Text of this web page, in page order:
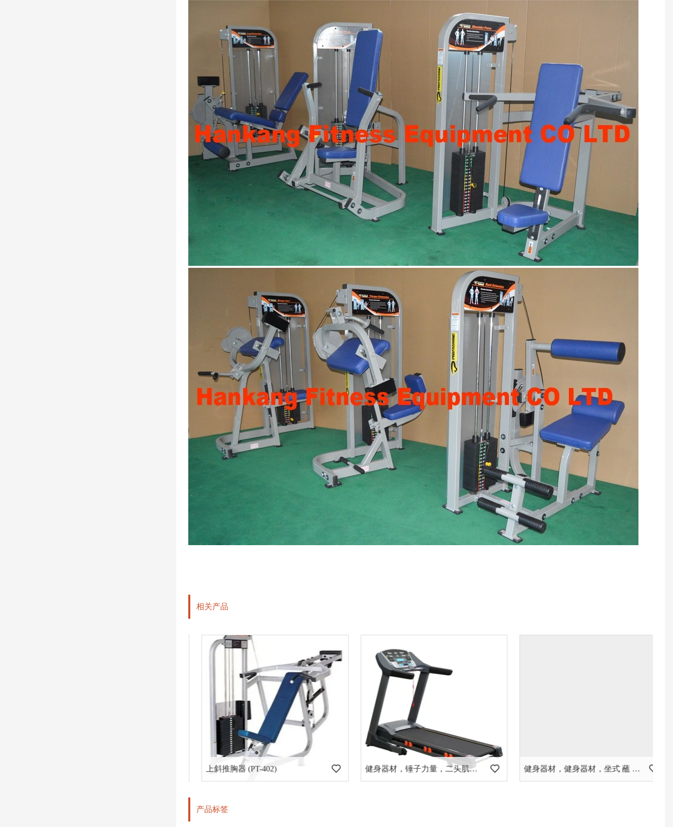
相关产品
上斜推胸器 (PT-402) 健身器材，锤子力量，二头肌卷曲 (PT-502) 健身器材，健身器材，坐式 蘸 (PT-405)
产品标签